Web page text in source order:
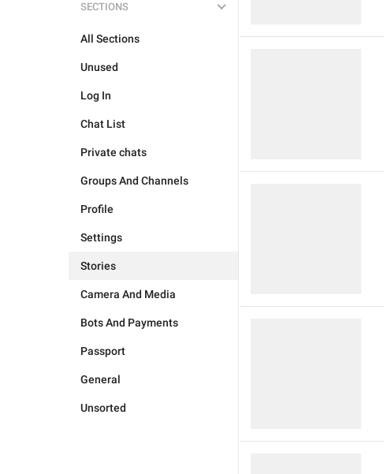
SECTIONS
All Sections
Unused
Log In
Chat List
Private chats
Groups And Channels
Profile
Settings
Stories
Camera And Media
Bots And Payments
Passport
General
Unsorted